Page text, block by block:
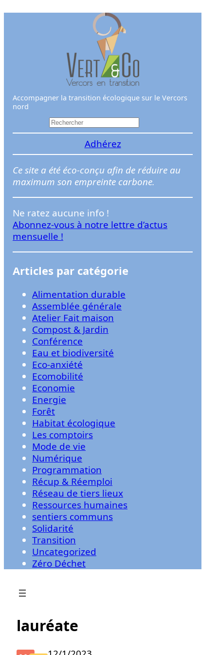
Accompagner la transition écologique sur le Vercors
nord
e
h
e
r
e
r
Adhérez
Ce site a été éco-conçu afin de réduire au
maximum son empreinte carbone.
Ne ratez aucune info !
Abonnez-vous à notre lettre d’actus
mensuelle !
Articles par catégorie
Alimentation durable
Assemblée générale
Atelier Fait maison
Compost & Jardin
Conférence
Eau et biodiversité
Eco-anxiété
Ecomobilité
Economie
Energie
Forêt
Habitat écologique
Les comptoirs
Mode de vie
Numérique
Programmation
Récup & Réemploi
Réseau de tiers lieux
Ressources humaines
sentiers communs
Solidarité
Transition
Uncategorized
Zéro Déchet
lauréate